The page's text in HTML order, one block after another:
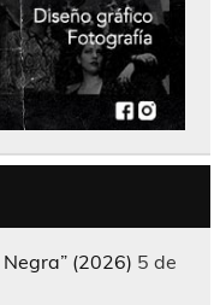
(2026) 5 de